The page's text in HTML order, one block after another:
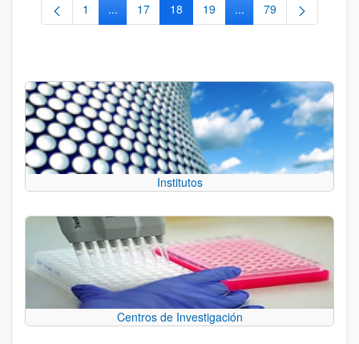
Página
1 ...Páginas intermedias Use TAB para desplazarse.
Página
17 Página
18 Página
19 ...Páginas intermedias
Página
79
Institutos
Centros de Investigación